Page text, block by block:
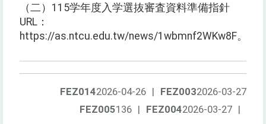
（二）115学年度入学選抜審査資料準備指針
URL：
https://as.ntcu.edu.tw/news/1wbmnf2WKw8F。
FEZ0032026-03-27
FEZ0142026-04-26 |
FEZ0042026-03-27 |
FEZ005136 |